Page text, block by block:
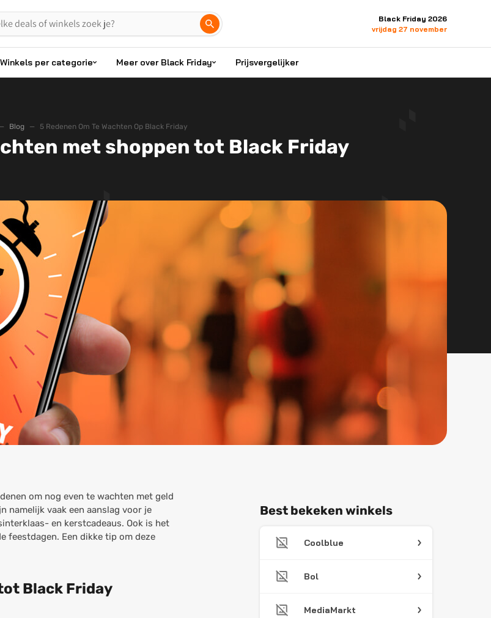
Black Friday 2026
vrijdag 27 november
Winkels per categorie Meer over Black Friday Prijsvergelijker
Blog 5 Redenen Om Te Wachten Op Black Friday
met shoppen tot Black Friday
om nog even te wachten met geld
namelijk vaak een aanslag voor je
en kerstcadeaus. Ook is het
feestdagen. Een dikke tip om deze
Black Friday
Best bekeken winkels
Coolblue
Bol
MediaMarkt